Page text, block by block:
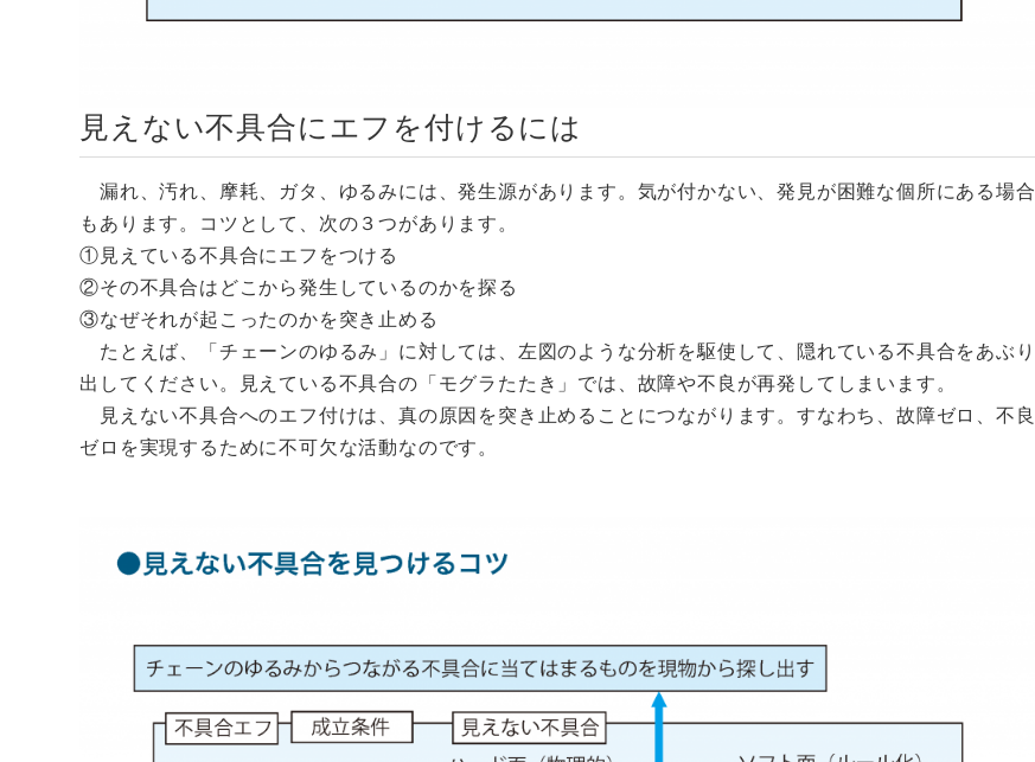
見えない不具合にエフを付けるには
漏れ、汚れ、摩耗、ガタ、ゆるみには、発生源があります。気が付かない、発見が困難な個所にある場合
もあります。コツとして、次の３つがあります。
①見えている不具合にエフをつける
②その不具合はどこから発生しているのかを探る
③なぜそれが起こったのかを突き止める
たとえば、「チェーンのゆるみ」に対しては、左図のような分析を駆使して、隠れている不具合をあぶり
出してください。見えている不具合の「モグラたたき」では、故障や不良が再発してしまいます。
見えない不具合へのエフ付けは、真の原因を突き止めることにつながります。すなわち、故障ゼロ、不良
ゼロを実現するために不可欠な活動なのです。